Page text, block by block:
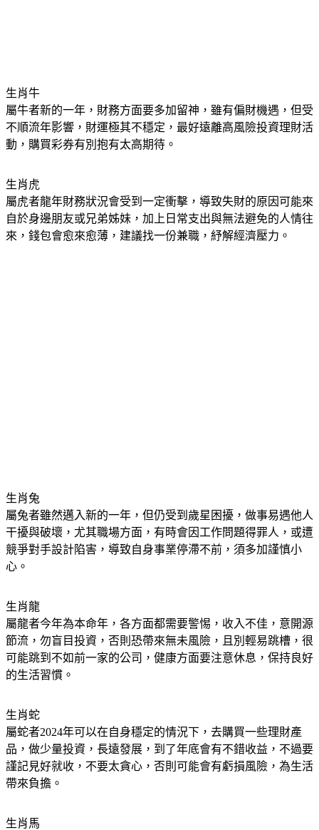
生肖牛
屬牛者新的一年，財務方面要多加留神，雖有偏財機遇，但受
不順流年影響，財運極其不穩定，最好遠離高風險投資理財活
生肖虎
屬虎者龍年財務狀況會受到一定衝擊，導致失財的原因可能來
自於身邊朋友或兄弟姊妹，加上日常支出與無法避免的人情往
生肖兔
屬兔者雖然邁入新的一年，但仍受到歲星困擾，做事易遇他人
干擾與破壞，尤其職場方面，有時會因工作問題得罪人，或遭
競爭對手設計陷害，導致自身事業停滯不前，須多加謹慎小
生肖龍
屬龍者今年為本命年，各方面都需要警惕，收入不佳，意開源
節流，勿盲目投資，否則恐帶來無未風險，且別輕易跳槽，很
可能跳到不如前一家的公司，健康方面要注意休息，保持良好
生肖蛇
屬蛇者2024年可以在自身穩定的情況下，去購買一些理財產
品，做少量投資，長遠發展，到了年底會有不錯收益，不過要
謹記見好就收，不要太貪心，否則可能會有虧損風險，為生活